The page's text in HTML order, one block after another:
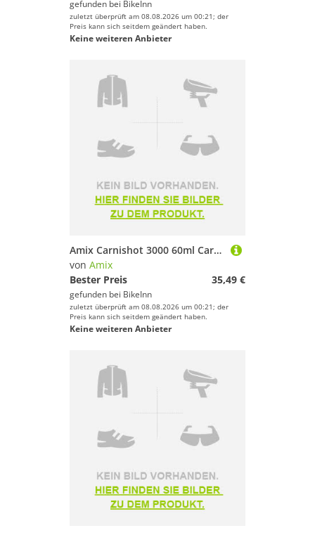
gefunden bei BikeInn
zuletzt überprüft am 08.08.2026 um 00:21; der
Preis kann sich seitdem geändert haben.
Keine weiteren Anbieter
Amix Carnishot 3000 60ml Carnitine Mojito 20 Units Rosa
von Amix
Bester Preis
35,49 €
gefunden bei BikeInn
zuletzt überprüft am 08.08.2026 um 00:21; der
Preis kann sich seitdem geändert haben.
Keine weiteren Anbieter